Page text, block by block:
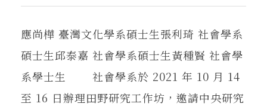
應尚樺 臺灣文化學系碩士生張利琦 社會學系
碩士生邱泰嘉 社會學系碩士生黃種賢 社會學
系學士生 社會學系於 2021 年 10 月 14
至 16 日辦理田野研究工作坊，邀請中央研究